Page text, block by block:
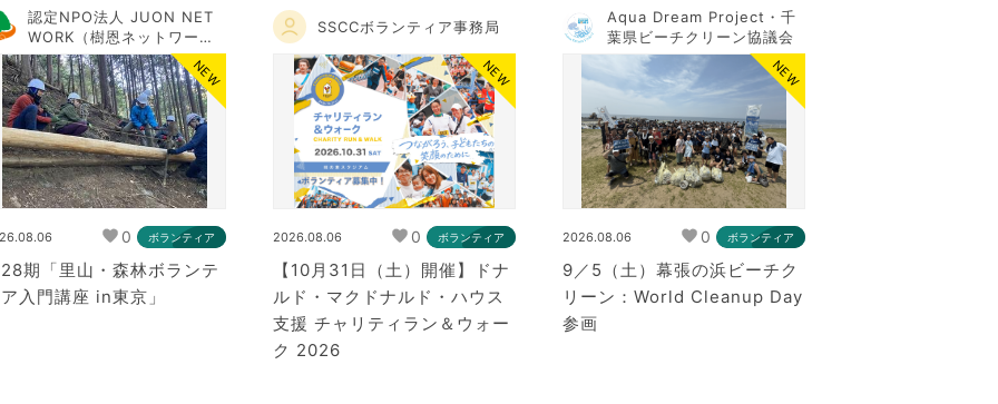
認定NPO法人 JUON NET
WORK（樹恩ネットワー
ク）
NEW
0 ボランティア
期「里山・森林ボランテ
入門講座 in東京」
SSCCボランティア事務局
NEW
2026.08.06 0 ボランティア
【10月31日（土）開催】ドナ
ルド・マクドナルド・ハウス
支援 チャリティラン＆ウォー
ク 2026
Aqua Dream Project・千
葉県ビーチクリーン協議会
NEW
2026.08.06 0 ボランティア
9／5（土）幕張の浜ビーチク
リーン：World Cleanup Day
参画